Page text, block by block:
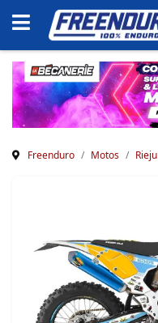
Freenduro Motos Rieju